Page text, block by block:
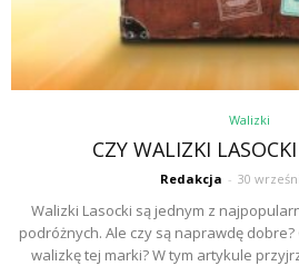
Walizki
CZY WALIZKI
Redakcja - 30
Walizki Lasocki są jednym z
podróżnych. Ale czy są naprawdę
walizkę tej marki? W tym artykule